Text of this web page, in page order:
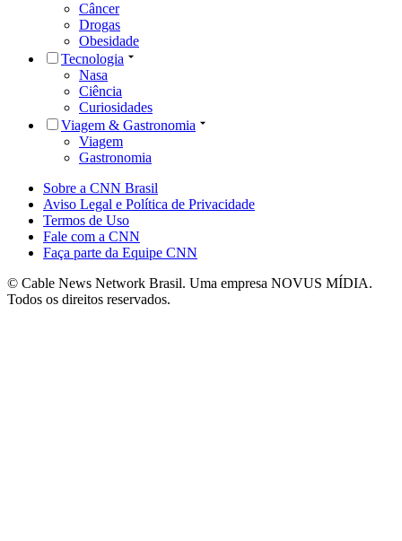
Câncer
Drogas
Obesidade
Tecnologia
Nasa
Ciência
Curiosidades
Viagem & Gastronomia
Viagem
Gastronomia
Sobre a CNN Brasil
Aviso Legal e Política de Privacidade
Termos de Uso
Fale com a CNN
Faça parte da Equipe CNN
© Cable News Network Brasil. Uma empresa NOVUS MÍDIA.
Todos os direitos reservados.